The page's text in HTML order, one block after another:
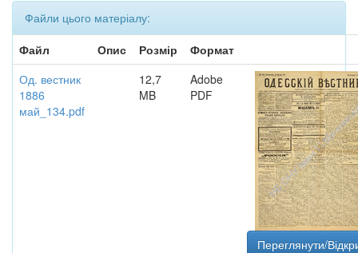
Файли цього матеріалу:
Файл
Опис Розмір
Формат
Од. вестник
1886
май_134.pdf
12,7
MB
Adobe
PDF
Переглянути/